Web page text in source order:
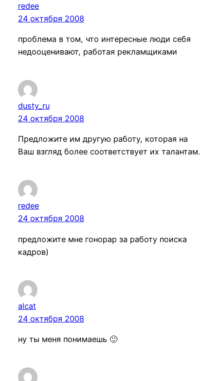
redee
24 октября 2008
проблема в том, что интересные люди себя
недооценивают, работая рекламщиками
dusty_ru
24 октября 2008
Предложите им другую работу, которая на
Ваш взгляд более соответствует их талантам.
redee
24 октября 2008
предложите мне гонорар за работу поиска
кадров)
alcat
24 октября 2008
ну ты меня понимаешь 🙂